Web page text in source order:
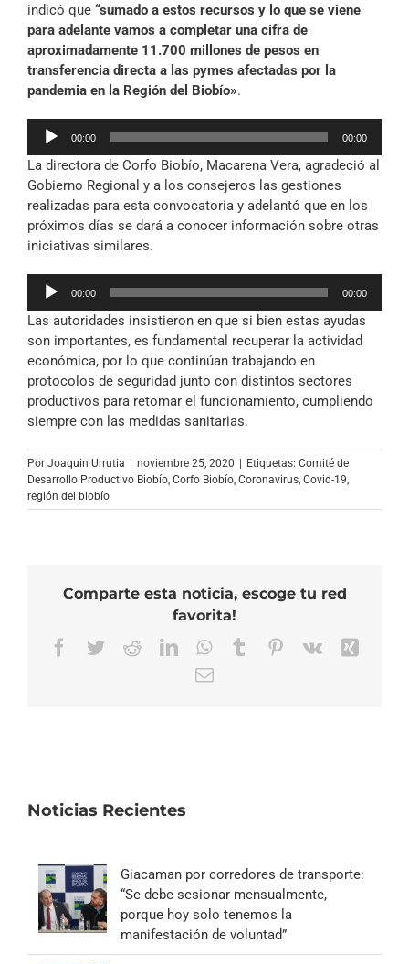
indicó que “sumado a estos recursos y lo que se viene
para adelante vamos a completar una cifra de
aproximadamente 11.700 millones de pesos en
transferencia directa a las pymes afectadas por la
pandemia en la Región del Biobío».
Reproductor
audio
00:00 00:00
La directora de Corfo Biobío, Macarena Vera, agradeció al
Gobierno Regional y a los consejeros las gestiones
realizadas para esta convocatoria y adelantó que en los
próximos días se dará a conocer información sobre otras
iniciativas similares.
Reproductor
audio
00:00 00:00
Las autoridades insistieron en que si bien estas ayudas
son importantes, es fundamental recuperar la actividad
económica, por lo que continúan trabajando en
protocolos de seguridad junto con distintos sectores
productivos para retomar el funcionamiento, cumpliendo
siempre con las medidas sanitarias.
Por Joaquin Urrutia noviembre 25, 2020 Etiquetas: Comité de
Desarrollo Productivo Biobío, Corfo Biobío, Coronavirus, Covid-19,
región del biobío
Comparte esta noticia, escoge tu red
favorita!
Facebook
TwitterRedditLinkedInWhatsApp
TumblrPinterest
Vk
Correo
Noticias Recientes
Giacaman por corredores de transporte:
“Se debe sesionar mensualmente,
porque hoy solo tenemos la
manifestación de voluntad”